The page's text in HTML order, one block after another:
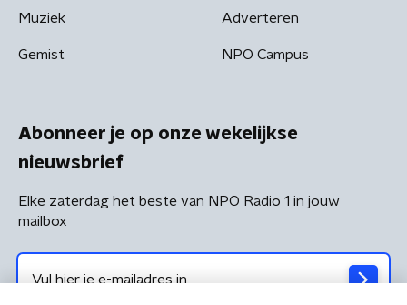
Muziek
Gemist
Adverteren
NPO Campus
Abonneer je op onze wekelijkse
nieuwsbrief
Elke zaterdag het beste van NPO Radio 1 in jouw
mailbox